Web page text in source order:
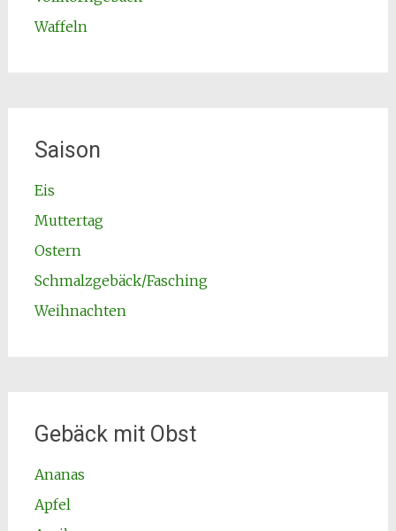
Waffeln
Saison
Eis
Muttertag
Ostern
Schmalzgebäck/Fasching
Weihnachten
Gebäck mit Obst
Ananas
Apfel